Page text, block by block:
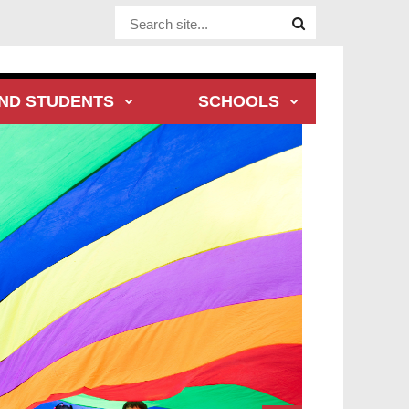
Website Site
STUDENTS SCHOOLS